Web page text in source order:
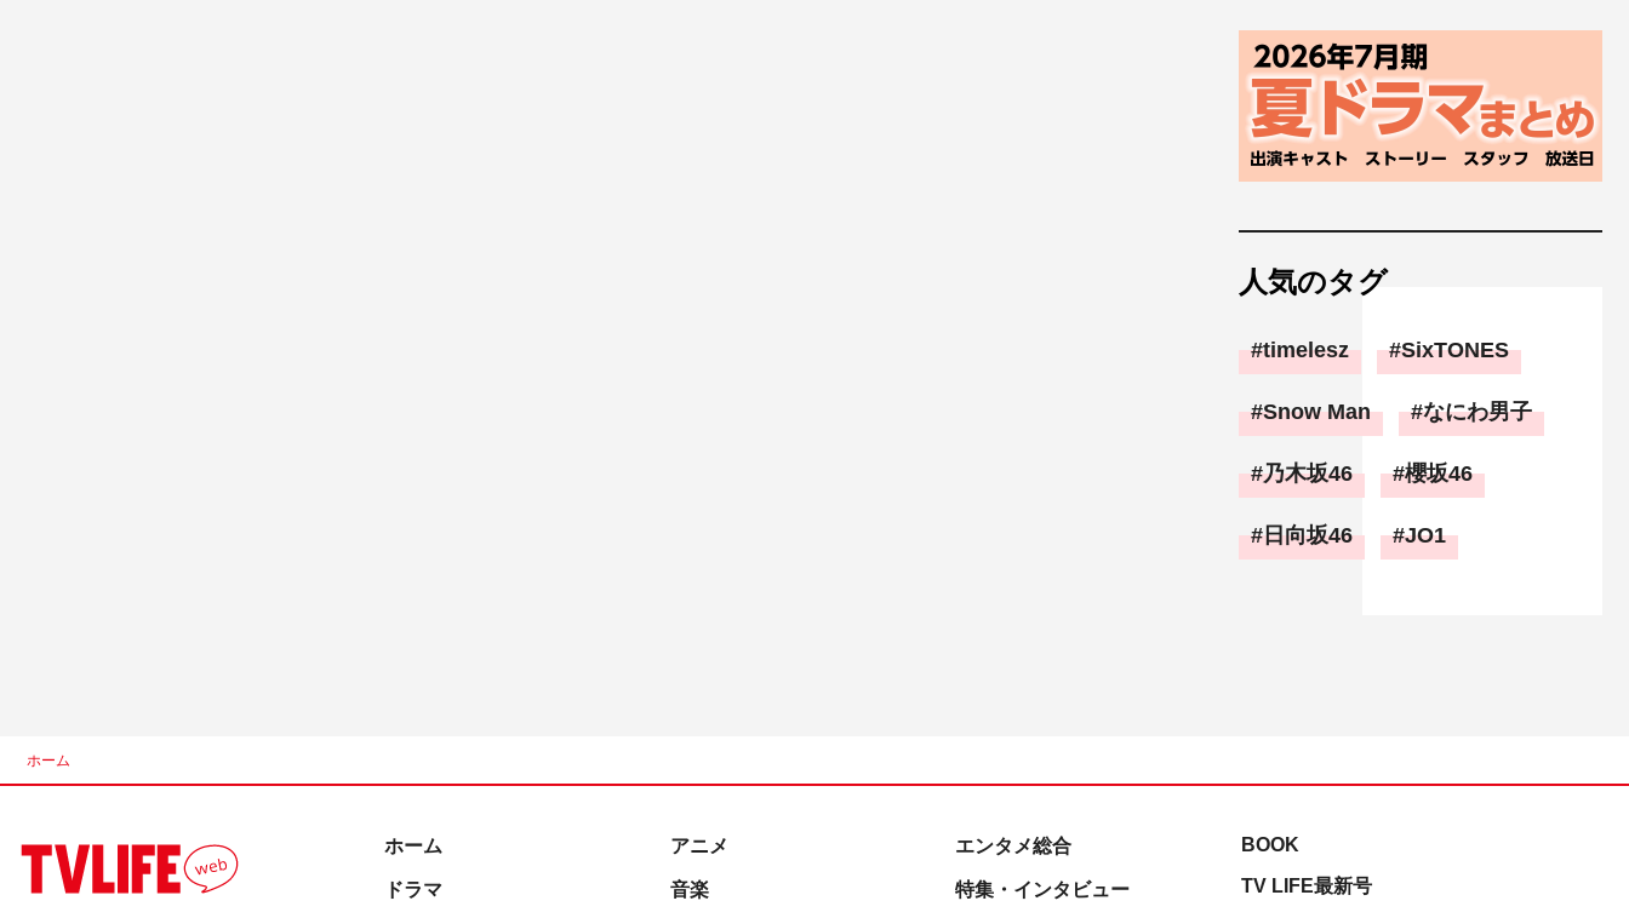
人気のタグ
timelesz SixTONES
Snow Man なにわ男子
乃木坂46 櫻坂46
日向坂46 JO1
ホーム
ホーム
ドラマ
アニメ
音楽
エンタメ総合
特集・インタビュー
BOOK
TV LIFE最新号